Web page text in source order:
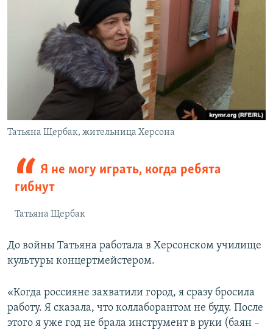
Татьяна Щербак, жительница Херсона
Я не могу играть, когда ребята
гибнут
Татьяна Щербак
До войны Татьяна работала в Херсонском училище
культуры концертмейстером.
«Когда россияне захватили город, я сразу бросила
работу. Я сказала, что коллаборантом не буду. После
этого я уже год не брала инструмент в руки (баян –